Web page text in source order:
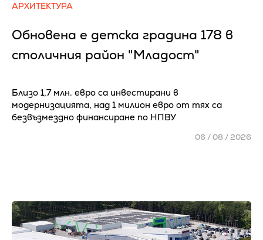
АРХИТЕКТУРА
Обновена е детска градина 178 в
столичния район "Младост"
Близо 1,7 млн. евро са инвестирани в
модернизацията, над 1 милион евро от тях са
безвъзмездно финансиране по НПВУ
06 / 08 / 2026